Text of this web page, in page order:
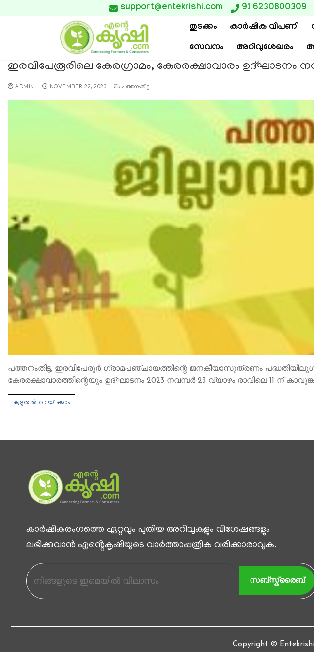
 support@entekrishi.com 91 6230800309
തുടക്കം കാര്‍ഷിക വിപണി
സേവനം
അറിവുശേഖരം
ഇരവിപേരൂരിലെ കേരഗ്രാമം, കേരരക്ഷാവാരം ഉദ്ഘാടനം
ADMIN NOVEMBER 22, 2023 പത്തനംതിട്ട
പത്തനംതിട്ട, ഇരവിപേരൂർ ഗ്രാമപ‍ഞ്ചായത്തിന്റെ ജനകീയാസൂത്രണം
കേരരക്ഷാവാരത്തിന്റെയും ഉദ്ഘാടനം 2023 നവമ്പര്‍ 23 വ്യാഴം രാവിലെ 11 ന്
കാര്‍ഷികരംഗത്തെ ഏറ്റവും പുതിയ അറിവുകളും വിശേഷങ്ങളും
ലഭിക്കുവാന്‍ എൻ്റെകൃഷിയുടെ വാര്‍ത്താപ്പത്രിക വരിക്കാരാവുക.
സബ്സ്ക്രൈബ്
Copyright ©